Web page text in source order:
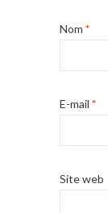
Nom *
E-mail *
Site web